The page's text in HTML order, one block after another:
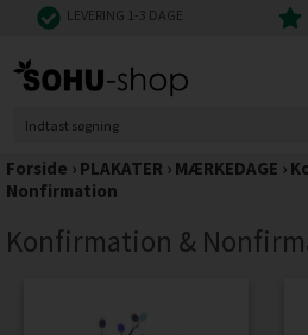
LEVERING 1-3 DAGE
Forside › PLAKATER › MÆRKEDAGE ›
Nonfirmation
Konfirmation &